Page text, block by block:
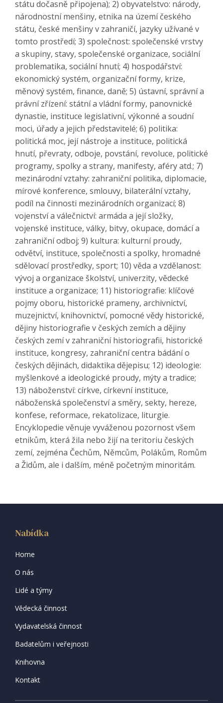
státu dočasně připojena); 2) obyvatelstvo: národy,
národnostní menšiny, etnika na území českého
státu, české menšiny v zahraničí, jazyky užívané v
tomto prostředí; 3) společnost: společenské vrstvy
a skupiny, stavy, společenské organizace, sociální
problematika, sociální hnutí; 4) hospodářství:
ekonomický systém, organizační formy, krize,
měnový systém, finance, daně; 5) ústavní, správní a
právní zřízení: státní a vládní formy, panovnické
dynastie, instituce legislativní, výkonné a soudní
moci, úřady a jejich představitelé; 6) politika:
politická moc, její nástroje a instituce, politická
hnutí, převraty, odboje, povstání, revoluce, politické
programy, spolky a strany, manifesty, aféry atd.; 7)
mezinárodní vztahy: zahraniční politika, diplomacie,
mírové konference, smlouvy, bilaterální vztahy,
podíl na činnosti mezinárodních organizací; 8)
vojenství a válečnictví: armáda a její složky,
vojenské instituce, války, bitvy, okupace, domácí a
zahraniční odboj; 9) kultura: kulturní proudy,
odvětví, instituce, společnosti a spolky, hromadné
sdělovací prostředky, sport; 10) věda a vzdělanost:
vývoj a organizace školství, univerzity, vědecké
instituce a organizace; 11) historiografie: klíčové
pojmy oboru, historické prameny, archivnictví,
muzejnictví, knihovnictví, pomocné vědy historické,
dějiny historiografie v českých zemích a dějiny
českých zemí v zahraniční historiografii, historické
instituce, kongresy, zahraniční centra bádání o
českých dějinách, didaktika dějepisu; 12) ideologie:
myšlenkové a ideologické proudy, mýty a tradice;
13) náboženství: církve, církevní instituce,
náboženská společenství a směry, sekty, hereze,
konfese, reformace, rekatolizace, liturgie.
Encyklopedie věnuje vyváženou pozornost všem
etnikům, která žila nebo žijí na teritoriu českých
zemí, zejména Čechům, Němcům, Polákům, Romům
a Židům, ale i dalším, méně početným minoritám.
Nabídka
Home
O nás
Lidé a týmy
Vědecká činnost
Vydavatelská činnost
Badatelům i veřejnosti
Knihovna
Kontakt